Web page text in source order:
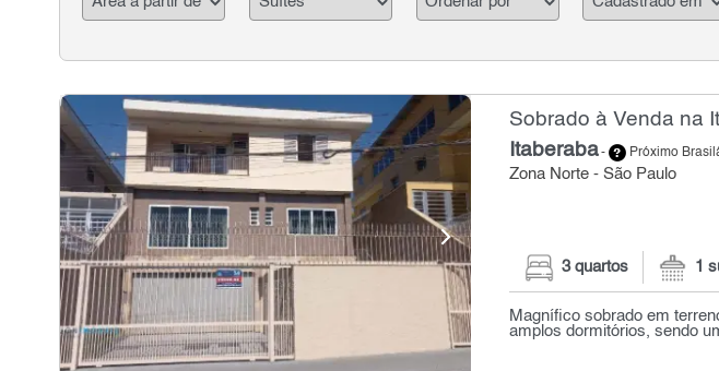
Sobrado à Venda na
Itaberaba- Próximo
Zona Norte - São Paulo
3 quartos 1
Magnífico sobrado em
amplos dormitórios, sendo